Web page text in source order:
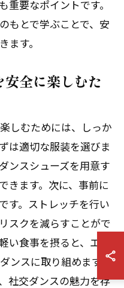
重要なポイントです。
もとで学ぶことで、安
ます。
全に楽しむた
しむためには、しっか
は適切な服装を選びま
ンスシューズを用意す
きます。次に、事前に
す。ストレッチを行い
スクを減らすことがで
い食事を摂ると、エネ
ンスに取り組めます。
社交ダンスの魅力を存